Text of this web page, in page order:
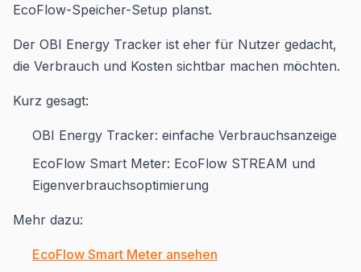
EcoFlow-Speicher-Setup planst.
Der OBI Energy Tracker ist eher für Nutzer gedacht,
die Verbrauch und Kosten sichtbar machen möchten.
Kurz gesagt:
OBI Energy Tracker: einfache Verbrauchsanzeige
EcoFlow Smart Meter: EcoFlow STREAM und
Eigenverbrauchsoptimierung
Mehr dazu:
EcoFlow Smart Meter ansehen